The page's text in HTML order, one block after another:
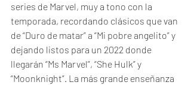
series de Marvel, muy a tono con la
temporada, recordando clásicos que van
de “Duro de matar” a “Mi pobre angelito” y
dejando listos para un 2022 donde
llegarán “Ms Marvel”, “She Hulk” y
“Moonknight”. La más grande enseñanza